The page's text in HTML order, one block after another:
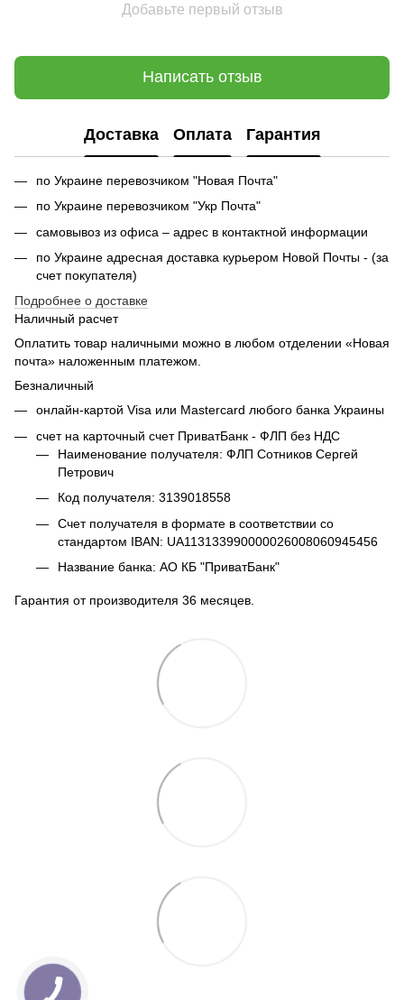
Добавьте первый отзыв
Написать отзыв
Доставка Оплата Гарантия
по Украине перевозчиком "Новая Почта"
по Украине перевозчиком "Укр Почта"
самовывоз из офиса – адрес в контактной информации
по Украине адресная доставка курьером Новой Почты - (за
счет покупателя)
Подробнее о доставке
Наличный расчет
Оплатить товар наличными можно в любом отделении «Новая
почта» наложенным платежом.
Безналичный
онлайн-картой Visa или Mastercard любого банка Украины
счет на карточный счет ПриватБанк - ФЛП без НДС
Наименование получателя: ФЛП Сотников Сергей
Петрович
Код получателя: 3139018558
Счет получателя в формате в соответствии со
стандартом IBAN: UA113133990000026008060945456
Название банка: АО КБ "ПриватБанк"
Гарантия от производителя 36 месяцев.